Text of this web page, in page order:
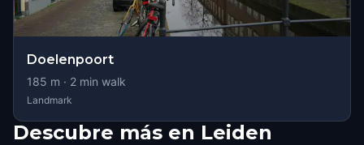
Doelenpoort
185 m · 2 min walk
Landmark
Descubre más en Leiden